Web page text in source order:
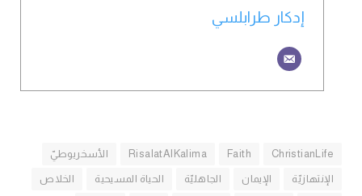
إدكار طرابلسي
ChristianLife
Faith
RisalatAlKalima الأسخريوطيّ
الإنتهازيّة الإيمان الجاهليّة الحياة المسيحية الخلاص